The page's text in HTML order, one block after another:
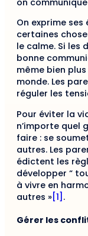
On exprime ses
certaines
le calme. Si les
bonne
même bien
monde. Les
réguler les
Pour éviter la
n’importe quel
faire : se
autres. Les
édictent les
développer “
à vivre en
autres »[1] .
Gérer les